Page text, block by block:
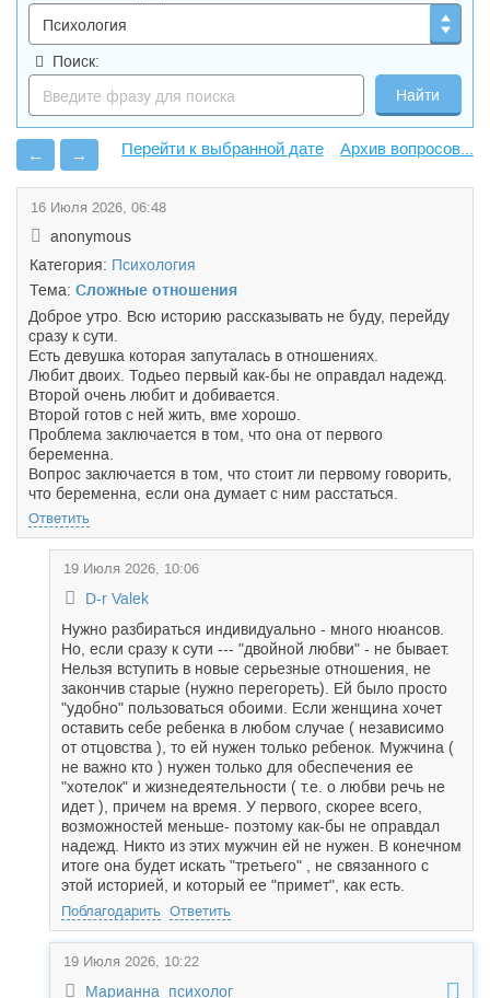
Поиск:
← → Архив вопросов...
16 Июля 2026, 06:48
anonymous
Категория: Психология
Тема: Сложные отношения
Доброе утро. Всю историю рассказывать не буду, перейду
сразу к сути.
Есть девушка которая запуталась в отношениях.
Любит двоих. Тодьео первый как-бы не оправдал надежд.
Второй очень любит и добивается.
Второй готов с ней жить, вме хорошо.
Проблема заключается в том, что она от первого
беременна.
Вопрос заключается в том, что стоит ли первому говорить,
что беременна, если она думает с ним расстаться.
Ответить
19 Июля 2026, 10:06
D-r Valek
Нужно разбираться индивидуально - много нюансов.
Но, если сразу к сути --- "двойной любви" - не бывает.
Нельзя вступить в новые серьезные отношения, не
закончив старые (нужно перегореть). Ей было просто
"удобно" пользоваться обоими. Если женщина хочет
оставить себе ребенка в любом случае ( независимо
от отцовства ), то ей нужен только ребенок. Мужчина (
не важно кто ) нужен только для обеспечения ее
"хотелок" и жизнедеятельности ( т.е. о любви речь не
идет ), причем на время. У первого, скорее всего,
возможностей меньше- поэтому как-бы не оправдал
надежд. Никто из этих мужчин ей не нужен. В конечном
итоге она будет искать "третьего" , не связанного с
этой историей, и который ее "примет", как есть.
Поблагодарить Ответить
19 Июля 2026, 10:22
Марианна_психолог